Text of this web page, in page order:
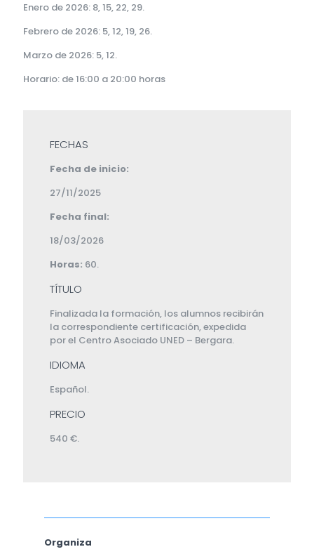
Enero de 2026: 8, 15, 22, 29.
Febrero de 2026: 5, 12, 19, 26.
Marzo de 2026: 5, 12.
Horario: de 16:00 a 20:00 horas
FECHAS
Fecha de inicio:
27/11/2025
Fecha final:
18/03/2026
Horas: 60.
TÍTULO
Finalizada la formación, los alumnos recibirán
la correspondiente certificación, expedida
por el Centro Asociado UNED – Bergara.
IDIOMA
Español.
PRECIO
540 €.
Organiza